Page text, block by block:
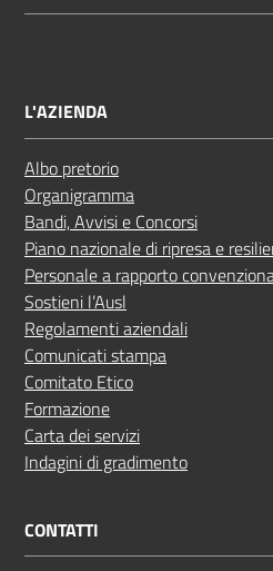
L'AZIENDA
Albo pretorio
Organigramma
Bandi, Avvisi e Concorsi
Piano nazionale di ripresa e
Personale a rapporto
Sostieni l’Ausl
Regolamenti aziendali
Comunicati stampa
Comitato Etico
Formazione
Carta dei servizi
Indagini di gradimento
CONTATTI